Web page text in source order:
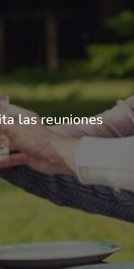
las reuniones